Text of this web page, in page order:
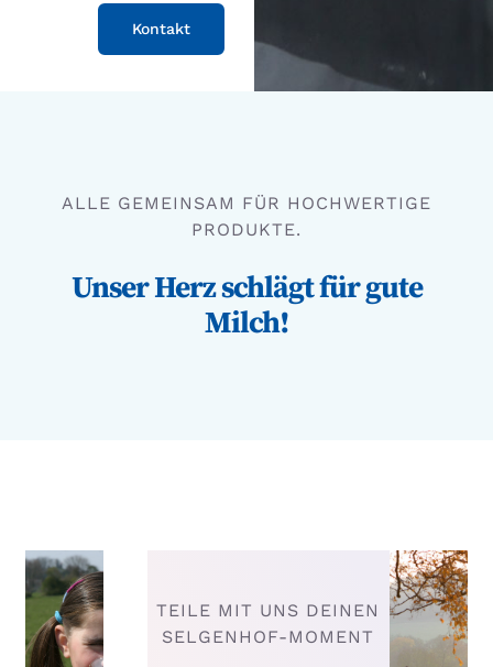
Kontakt
ALLE GEMEINSAM FÜR HOCHWERTIGE
PRODUKTE.
Unser Herz schlägt für gute
Milch!
TEILE MIT UNS DEINEN
SELGENHOF-MOMENT